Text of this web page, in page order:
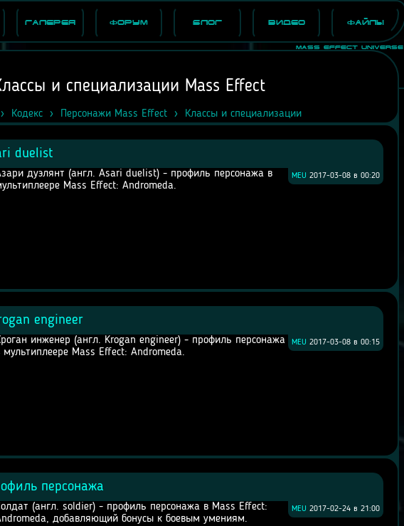
Mass Effect Universe
Галерея Форум Блог Видео Файлы
Кодекс Персонажи Mass Effect Классы и специализации
и специализации Mass Effect
duelist
MEU 2017-03-08 в 00:20
дуэлянт (англ. Asari duelist) - профиль персонажа в
Mass Effect: Andromeda.
engineer
MEU 2017-03-08 в 00:15
инженер (англ. Krogan engineer) - профиль персонажа
мультиплеере Mass Effect: Andromeda.
персонажа
MEU 2017-02-24 в 21:00
(англ. soldier) - профиль персонажа в Mass Effect:
добавляющий бонусы к боевым умениям.